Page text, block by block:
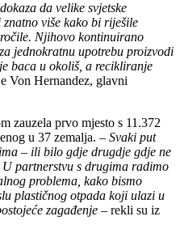
da velike svjetske
više kako bi riješile
Njihovo kontinuirano
jednokratnu upotrebu proizvodi
baca u okoliš, a recikliranje
Von Hernandez, glavni
zauzela prvo mjesto s 11.372
u 37 zemalja. – Svaki put
– ili bilo gdje drugdje gdje ne
partnerstvu s drugima radimo
problema, kako bismo
plastičnog otpada koji ulazi u
zagađenje – rekli su iz